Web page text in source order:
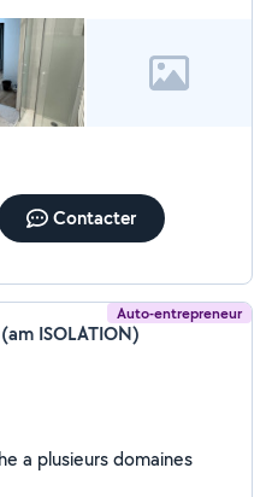
Contacter
Auto-entrepreneur
ISOLATION)
a plusieurs domaines